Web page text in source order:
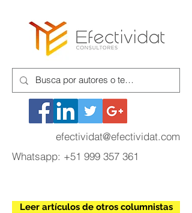
efectividat@efectividat.com
Whatsapp: +51 999 357 361
Leer artículos de otros columnistas